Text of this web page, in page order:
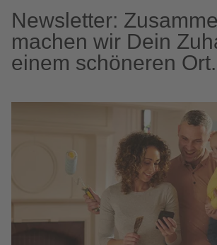
Newsletter:
machen wir Dein
einem schöneren Ort.